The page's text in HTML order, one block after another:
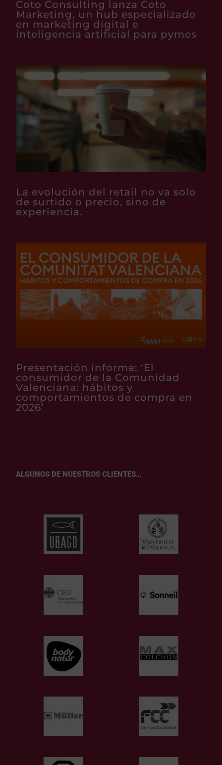
Coto Consulting lanza Coto
Marketing, un hub especializado
en marketing digital e
inteligencia artificial para pymes
La evolución del retail no va solo
de surtido o precio, sino de
experiencia.
Presentación informe: ‘El
consumidor de la Comunidad
Valenciana: hábitos y
comportamientos de compra en
2026’
ALGUNOS DE NUESTROS CLIENTES…